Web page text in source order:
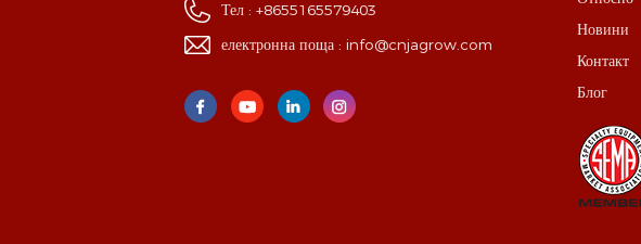
Тел :+8655165579403
електронна поща :info@cnjagrow.com
Новини
Контакт
Блог